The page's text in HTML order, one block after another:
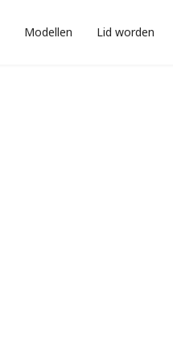
Modellen Lid worden